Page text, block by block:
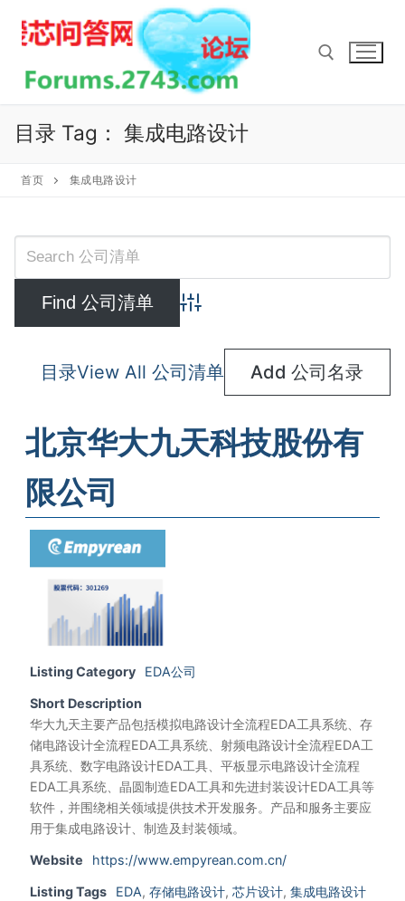
Search for:
目录 Tag： 集成电路设计
首页 集成电路设计
Advanced Search
目录View All 公司清单 Add 公司名录
北京华大九天科技股份有
限公司
Listing Category EDA公司
Short Description
华大九天主要产品包括模拟电路设计全流程EDA工具系统、存
储电路设计全流程EDA工具系统、射频电路设计全流程EDA工
具系统、数字电路设计EDA工具、平板显示电路设计全流程
EDA工具系统、晶圆制造EDA工具和先进封装设计EDA工具等
软件，并围绕相关领域提供技术开发服务。产品和服务主要应
用于集成电路设计、制造及封装领域。
Website https://www.empyrean.com.cn/
Listing Tags EDA, 存储电路设计, 芯片设计, 集成电路设计